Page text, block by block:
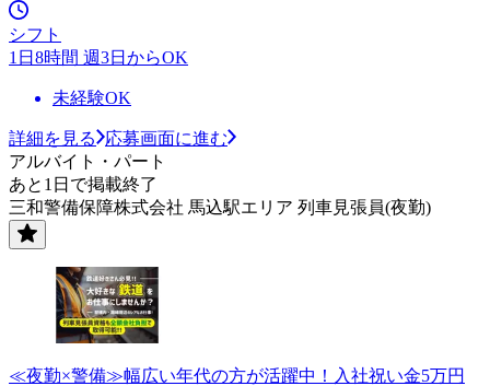
シフト
1日8時間 週3日からOK
未経験OK
詳細を見る
応募画面に進む
アルバイト・パート
あと1日で掲載終了
三和警備保障株式会社 馬込駅エリア 列車見張員(夜勤)
≪夜勤×警備≫幅広い年代の方が活躍中！入社祝い金5万円